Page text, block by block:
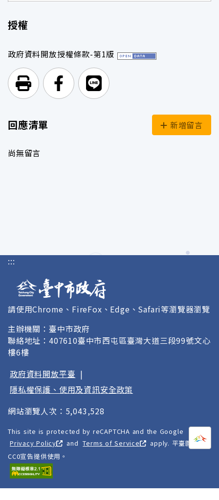
授權
政府資料開放授權條款-第1版
列印頁面前往Facebook
前往Line
回應清單 新增留言
尚無留言
打開
:::
請使用Chrome、FireFox、Edge、Safari等瀏覽器瀏覽
主辦機關：臺中市政府
聯絡地址：407610臺中市西屯區臺灣大道三段99號文心
樓6樓
政府資料開放平臺 |
隱私權保護、使用及資訊安全政策
網站瀏覽人次：5,043,528
This site is protected by reCAPTCHA and the Google
Privacy Policy
and Terms of Service
apply. 平臺圖像以
CC0宣告提供使用。